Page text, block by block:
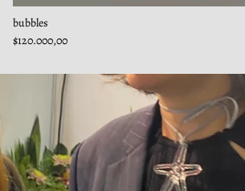
bubbles
$120.000,00